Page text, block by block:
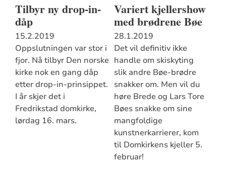
Tilbyr ny drop-in-
dåp
15.2.2019
Oppslutningen var stor i
fjor. Nå tilbyr Den norske
kirke nok en gang dåp
etter drop-in-prinsippet.
I år skjer det i
Fredrikstad domkirke,
lørdag 16. mars.
Variert kjellershow
med brødrene Bøe
28.1.2019
Det vil definitiv ikke
handle om skiskyting
slik andre Bøe-brødre
snakker om. Men vil du
høre Brede og Lars Tore
Bøes snakke om sine
mangfoldige
kunstnerkarrierer, kom
til Domkirkens kjeller 5.
februar!